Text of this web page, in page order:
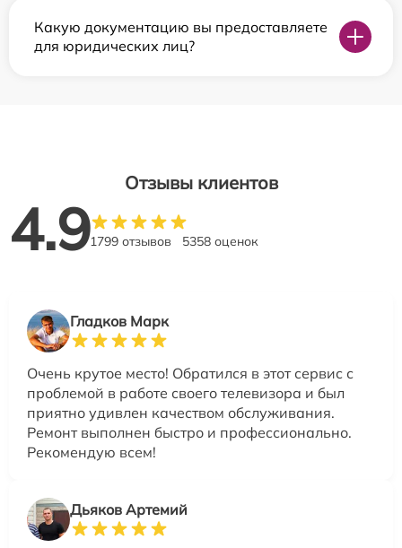
Какую документацию вы предоставляете
для юридических лиц?
Отзывы клиентов
4.91799 отзывов 5358 оценок
Гладков Марк
Очень крутое место! Обратился в этот сервис с
проблемой в работе своего телевизора и был
приятно удивлен качеством обслуживания.
Ремонт выполнен быстро и профессионально.
Рекомендую всем!
Дьяков Артемий